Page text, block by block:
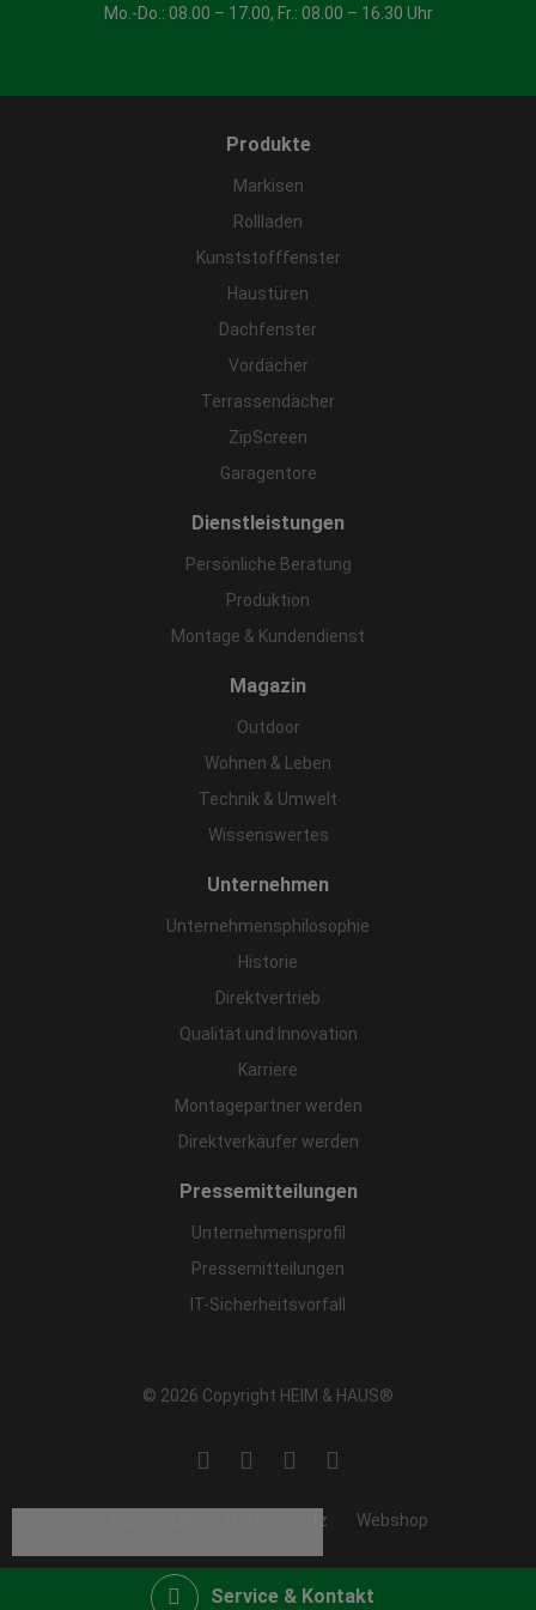
Mo.-Do.: 08.00 – 17.00, Fr.: 08.00 – 16.30 Uhr
Service & Kontakt
Produkte
Markisen
Rollladen
Kunststofffenster
Haustüren
Dachfenster
Vordächer
Terrassendächer
ZipScreen
Garagentore
Dienstleistungen
Persönliche Beratung
Produktion
Montage & Kundendienst
Magazin
Outdoor
Wohnen & Leben
Technik & Umwelt
Wissenswertes
Unternehmen
Unternehmensphilosophie
Historie
Direktvertrieb
Qualität und Innovation
Karriere
Montagepartner werden
Direktverkäufer werden
Pressemitteilungen
Unternehmensprofil
Pressemitteilungen
IT-Sicherheitsvorfall
© 2026 Copyright HEIM & HAUS®
Datenschutz Webshop